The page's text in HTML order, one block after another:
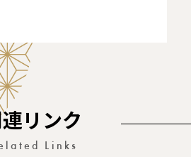
リンク
Links